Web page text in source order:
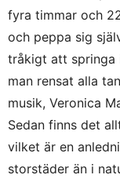
fyra timmar och
och peppa sig
tråkigt att springa
man rensat alla
musik, Veronica
Sedan finns det
vilket är en
storstäder än i